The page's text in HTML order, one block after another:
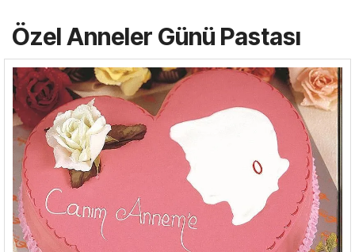
Özel Anneler Günü Pastası